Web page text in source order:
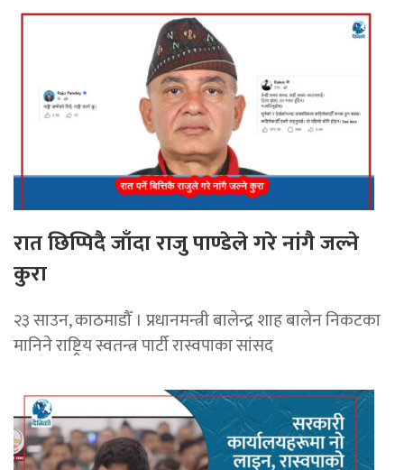
रात छिप्पिदै जाँदा राजु पाण्डेले गरे नांगै जल्ने
कुरा
२३ साउन, काठमाडौँ । प्रधानमन्त्री बालेन्द्र शाह बालेन निकटका
मानिने राष्ट्रिय स्वतन्त्र पार्टी रास्वपाका सांसद